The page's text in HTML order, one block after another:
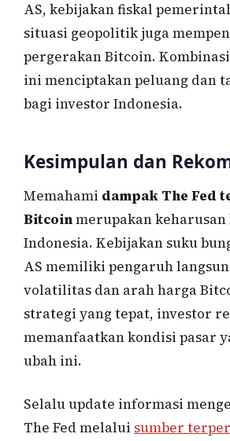
AS, kebijakan fiskal
situasi geopolitik juga
pergerakan Bitcoin.
ini menciptakan peluang dan
bagi investor Indonesia.
Kesimpulan dan
Memahami dampak The Fed
Bitcoinmerupakan
Indonesia. Kebijakan suku
AS memiliki pengaruh
volatilitas dan arah harga
strategi yang tepat, investor
memanfaatkan kondisi pasar
ubah ini.
Selalu update informasi
The Fed melalui sumber